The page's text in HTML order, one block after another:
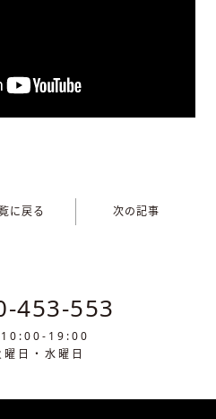
に戻る 次の記事
453-553
10:00-19:00
日・水曜日